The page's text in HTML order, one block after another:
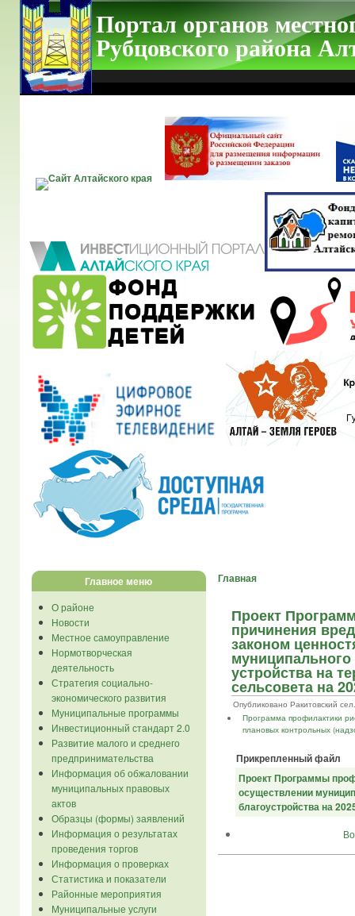
Портал органов
Рубцовского района
Главное меню
О районе
Новости
Местное самоуправление
Нормотворческая
деятельность
Стратегия социально-
экономического развития
Муниципальные программы
Инвестиционный стандарт 2.0
Развитие малого и среднего
предпринимательства
Информация об обжаловании
муниципальных правовых
актов
Образцы (формы) заявлений
Информация о результатах
проведения торгов
Информация о проверках
Статистика и показатели
Районные мероприятия
Муниципальные услуги
Главная
Проект
причинения
законом
устройства на
сельсовета на
Опубликовано Ракитовский
Программа профилактики
плановых контрольных
Прикрепленный файл
Проект Программы
осуществлении
благоустройства на